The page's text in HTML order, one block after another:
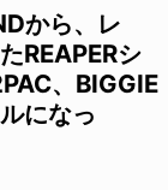
から、レ
REAPERシ
、BIGGIE
になっ